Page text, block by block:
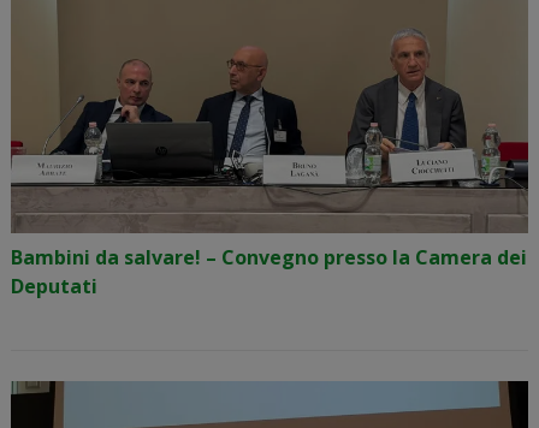
Bambini da salvare! – Convegno presso la Camera dei
Deputati